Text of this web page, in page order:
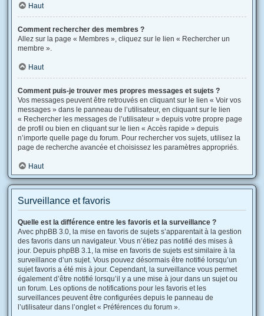
Haut
Comment rechercher des membres ?
Allez sur la page « Membres », cliquez sur le lien « Rechercher un
membre ».
Haut
Comment puis-je trouver mes propres messages et sujets ?
Vos messages peuvent être retrouvés en cliquant sur le lien « Voir vos
messages » dans le panneau de l’utilisateur, en cliquant sur le lien
« Rechercher les messages de l’utilisateur » depuis votre propre page
de profil ou bien en cliquant sur le lien « Accès rapide » depuis
n’importe quelle page du forum. Pour rechercher vos sujets, utilisez la
page de recherche avancée et choisissez les paramètres appropriés.
Haut
Surveillance et favoris
Quelle est la différence entre les favoris et la surveillance ?
Avec phpBB 3.0, la mise en favoris de sujets s’apparentait à la gestion
des favoris dans un navigateur. Vous n’étiez pas notifié des mises à
jour. Depuis phpBB 3.1, la mise en favoris de sujets est similaire à la
surveillance d’un sujet. Vous pouvez désormais être notifié lorsqu’un
sujet favoris a été mis à jour. Cependant, la surveillance vous permet
également d’être notifié lorsqu’il y a une mise à jour dans un sujet ou
un forum. Les options de notifications pour les favoris et les
surveillances peuvent être configurées depuis le panneau de
l’utilisateur dans l’onglet « Préférences du forum ».